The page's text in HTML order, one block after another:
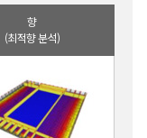
향
(최적향 분석)